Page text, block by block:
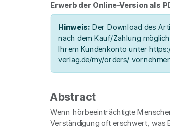
Erwerb der Online-Version als
Hinweis: Der Download des
nach dem Kauf/Zahlung
Ihrem Kundenkonto unter
verlag.de/my/orders/
Abstract
Wenn hörbeeinträchtigte
Verständigung oft erschwert,